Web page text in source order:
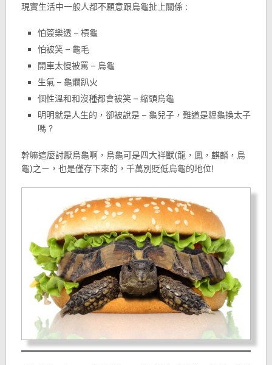
現實生活中一般人都不願意跟烏龜扯上關係 :
怕簽樂透 – 槓龜
怕被笑 – 龜毛
開車太慢被罵 – 烏龜
生氣 – 龜爛趴火
個性溫和和沒種都會被笑 – 縮頭烏龜
明明就是人生的，卻被說是 – 龜兒子，難道是貍龜換太子
嗎 ?
幹嘛這麼討厭烏龜啊，烏龜可是四大祥獸(龍，鳳，麒麟，烏
龜)之ㄧ，也是僅存下來的，千萬別貶低烏龜的地位!